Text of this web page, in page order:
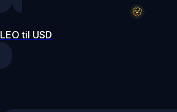
LEO til USD